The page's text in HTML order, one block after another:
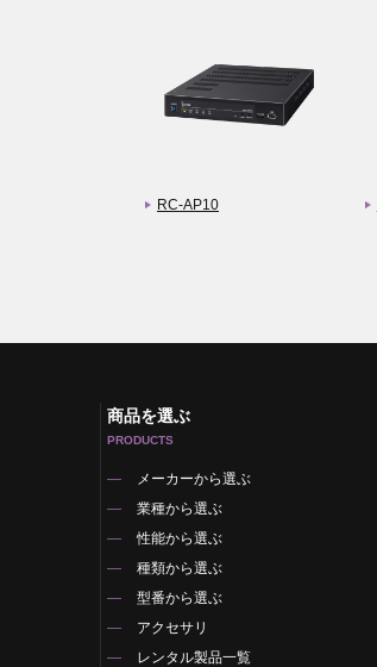
RC-AP10
商品を選ぶ
PRODUCTS
メーカーから選ぶ
業種から選ぶ
性能から選ぶ
種類から選ぶ
型番から選ぶ
アクセサリ
レンタル製品一覧